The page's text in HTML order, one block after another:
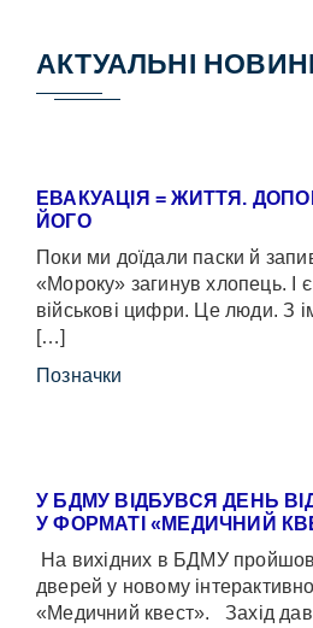
АКТУАЛЬНІ
ЕВАКУАЦІЯ = ЖИТТЯ.
ЙОГО
Поки ми доїдали паски й
«Мороку» загинув хлопець. І
військові цифри. Це люди. З
[…]
Позначки
У БДМУ ВІДБУВСЯ ДЕНЬ
У ФОРМАТІ «МЕДИЧНИЙ
На вихідних в БДМУ пройшов
дверей у новому
«Медичний квест». Захід